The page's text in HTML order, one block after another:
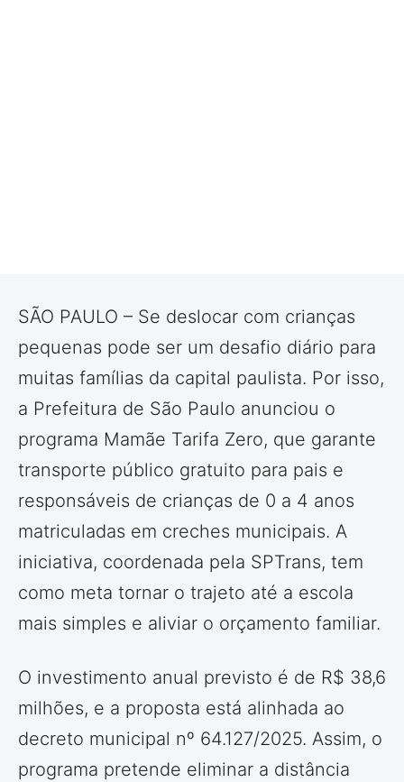
SÃO PAULO – Se deslocar com crianças
pequenas pode ser um desafio diário para
muitas famílias da capital paulista. Por isso,
a Prefeitura de São Paulo anunciou o
programa Mamãe Tarifa Zero, que garante
transporte público gratuito para pais e
responsáveis de crianças de 0 a 4 anos
matriculadas em creches municipais. A
iniciativa, coordenada pela SPTrans, tem
como meta tornar o trajeto até a escola
mais simples e aliviar o orçamento familiar.
O investimento anual previsto é de R$ 38,6
milhões, e a proposta está alinhada ao
decreto municipal nº 64.127/2025. Assim, o
programa pretende eliminar a distância